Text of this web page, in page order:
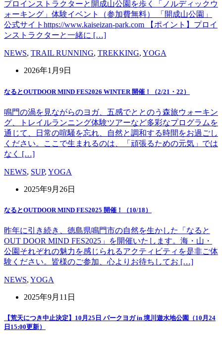
プロインストラクターと開成山公園を歩く「ノルディックウ
ォーキング」体験イベント（参加費無料） 「開成山公園」
公式サイトhttps://www.kaiseizan-park.com 【ポイント】プロイ
ンストラクターと一緒に […]
NEWS, TRAIL RUNNING, TREKKING, YOGA
2026年1月9日
なるとOUTDOOR MIND FES2026 WINTER 開催！（2/21・22）
鳴門の渦を見ながらのヨガ、五感でととのう森旅ウォーキン
グ、トレイルランニング体験ツアーなど多彩なプログラムを
通じて、日常の喧騒を忘れ、自然と調和する時間をお過ごし
ください。ここで生まれるのは、「頑張るための元気」では
なく […]
NEWS, SUP, YOGA
2025年9月26日
なるとOUTDOOR MIND FES2025 開催！（10/18）
昨年に引き続き、徳島県鳴門市の自然を生かした「なると
OUT DOOR MIND FES2025」を開催いたします。海・山・
公園それぞれの魅力を感じられるアクティビティを是非ご体
験ください。皆様のご参加、心よりお待ちしてお […]
NEWS, YOGA
2025年9月11日
【荒天につき中止決定】10月25日 パークヨガ in 境川遊水地公園（10月24
日15:00更新）